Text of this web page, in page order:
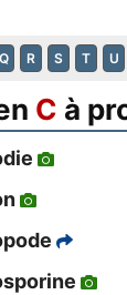
Q R S T U
C à